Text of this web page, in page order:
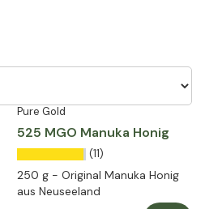
Pure Gold
525 MGO Manuka Honig
(11)
250 g - Original Manuka Honig
aus Neuseeland